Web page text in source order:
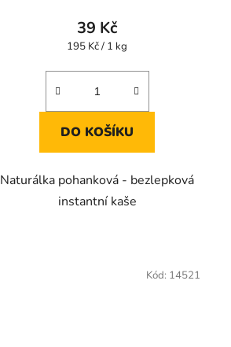
39 Kč
Měrná
195 Kč / 1 kg
DO KOŠÍKU
Naturálka pohanková - bezlepková
instantní kaše
Kód: 14521